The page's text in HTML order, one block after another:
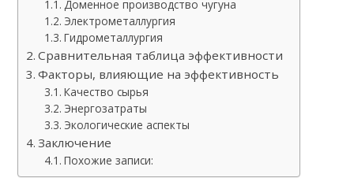
Доменное производство чугуна
Электрометаллургия
Гидрометаллургия
Сравнительная таблица эффективности
Факторы, влияющие на эффективность
Качество сырья
Энергозатраты
Экологические аспекты
Заключение
Похожие записи: